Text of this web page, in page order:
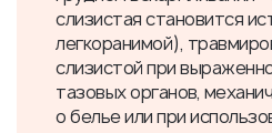
слизистая становится
легкоранимой),
слизистой при
тазовых органов,
о белье или при